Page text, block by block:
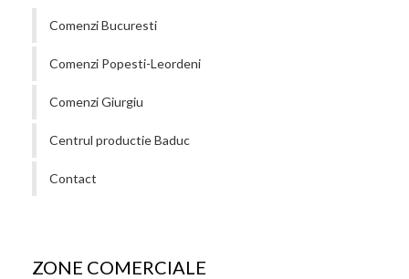
Comenzi Bucuresti
Comenzi Popesti-Leordeni
Comenzi Giurgiu
Centrul productie Baduc
Contact
ZONE COMERCIALE